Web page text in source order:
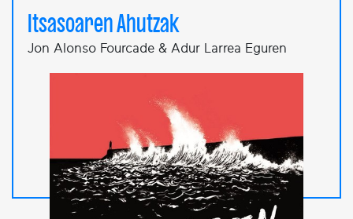
Itsasoaren Ahutzak
Jon Alonso Fourcade & Adur Larrea Eguren